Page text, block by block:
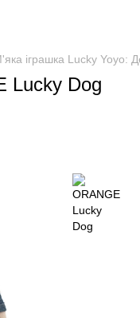
іграшка Lucky Yoyo:
Lucky Dog